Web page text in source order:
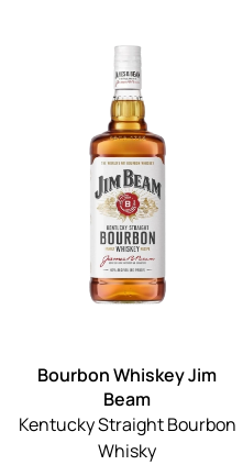
Bourbon Whiskey Jim
Beam
Kentucky Straight Bourbon
Whisky